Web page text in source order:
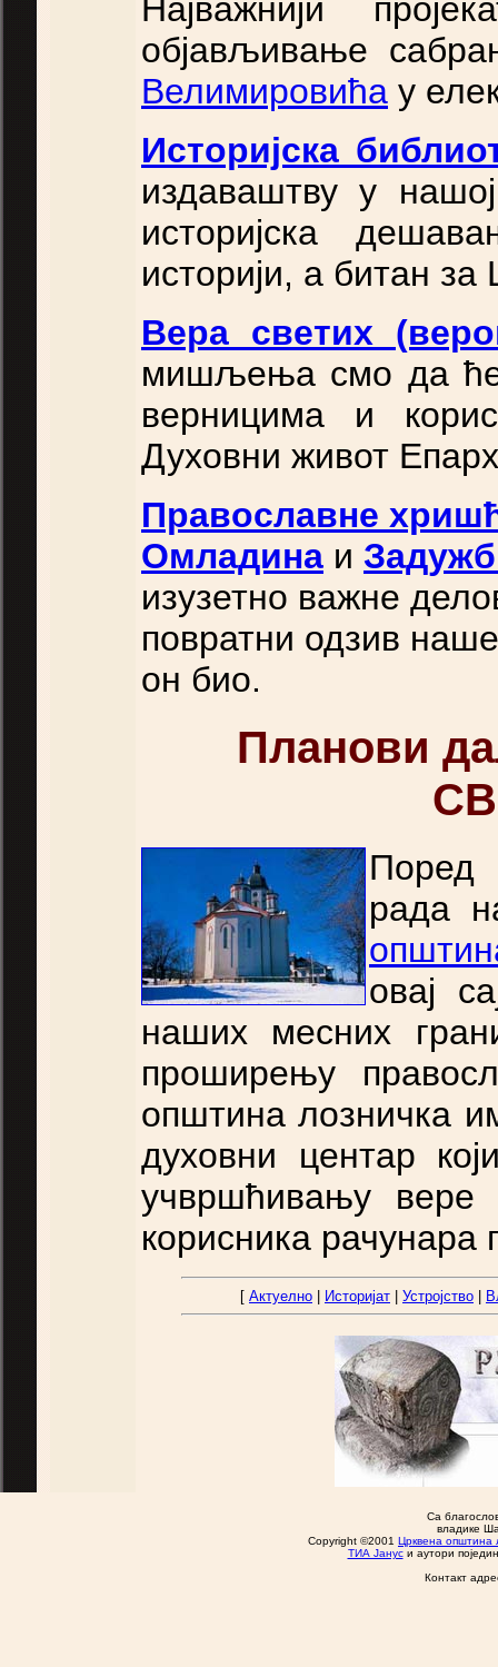
Најважнији
објављивање
Велимировића у
Историјска
издаваштву у
историјска
историји, а битан
Вера светих
мишљења смо да ће
верницима и
Духовни живот
Православне
Омладина и
изузетно важне
повратни одзив
он био.
Планови
Поред
рада
овај
наших месних
проширењу
општина лозничка
духовни центар
учвршћивању
корисника рачунара
[ Актуелно Историјат Устројство
Са
владике
Copyright ©2001 Црквена општина
ТИА Јануси аутори
Контакт